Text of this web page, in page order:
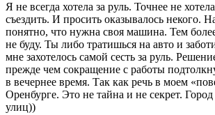
Я не всегда хотела за руль. Точнее не
съездить. И просить оказывалось некого.
понятно, что нужна своя машина. Тем
не буду. Ты либо тратишься на авто и
мне захотелось самой сесть за руль.
прежде чем сокращение с работы
в вечернее время. Так как речь в моем
Оренбурге. Это не тайна и не секрет.
улиц))